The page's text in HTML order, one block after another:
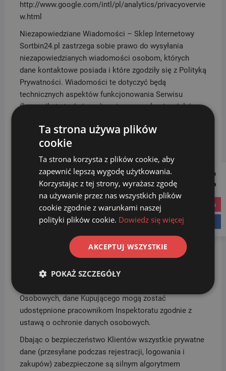
http://www.google.com/intl/pl/analytics/privacyovervie
w.html
Niezapowiedziane Wiadomości – Sklep Internetowy
Sortbin24.pl zastrzega sobie prawo do wysyłania
niezapowiedzianych wiadomości osobom, których
dane kontaktowe posiada i które zgodziły się z Polityką
Prywatności. Wiadomości te dotyczyć będą
technicznych aspektów funkcjonowania Serwisu
(komunikaty techniczne), zmian w regulaminach lub
będą zawierały informacji handlowych.
Użytkownik Serwisu może dobrowolnie wyrazić osobną
zgodę na otrzymywanie informacji handlowych drogą
elektroniczną (newsletter), na wskazany adres poczty
elektronicznej, na temat produktów i usług
oferowanych przez Sklep Internetowy Sortbin24.pl.
Użytkownik może w każdej chwili wycofać zgodę na
otrzymywanie informacji handlowej klikając w
elektronicznej wysłanej w ramach usługi Newsletter lub
za pośrednictwem aktywacji odpowiedniego pola w
Koncie Kupującego.
Osobowych, dane Kupującego mogą zostać
udostępnione pracownikom Inspektoratu zgodnie z
ustawą o ochronie danych osobowych.
Dbając o bezpieczeństwo Klientów wszystkie prywatne
dane (przesyłane podczas rejestracji, logowania i
zakupów) zabezpieczone są silnym algorytmem
Follow us on
Social Media
instagram
Ta strona używa plików
cookie
Ta strona korzysta z plików cookie, aby
zapewnić lepszą wygodę użytkowania.
Korzystając z tej strony, wyrażasz zgodę
na używanie przez nas wszystkich plików
cookie zgodnie z warunkami naszej
polityki plików cookie. Dowiedz się więcej
AKCEPTUJ WSZYSTKIE
POKAŻ SZCZEGÓŁY